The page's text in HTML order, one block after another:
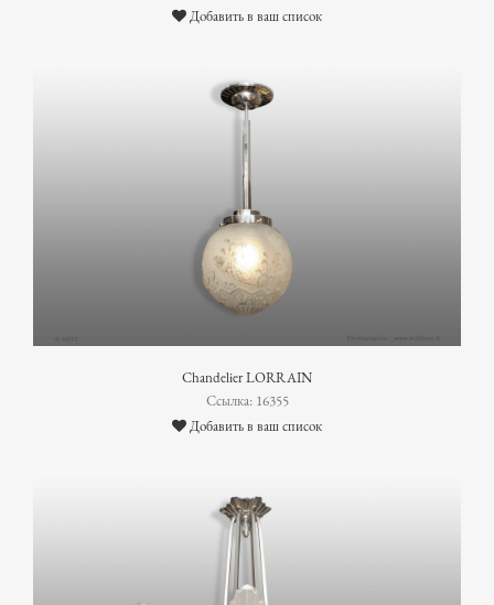
Добавить в ваш список
Chandelier LORRAIN
Ссылка: 16355
Добавить в ваш список